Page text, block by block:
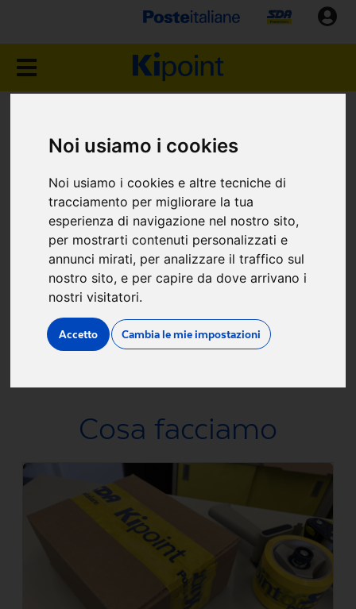
Noi usiamo i cookies
Noi usiamo i cookies e altre tecniche di
tracciamento per migliorare la tua
esperienza di navigazione nel nostro sito,
per mostrarti contenuti personalizzati e
annunci mirati, per analizzare il traffico sul
nostro sito, e per capire da dove arrivano i
nostri visitatori.
Accetto Cambia le mie impostazioni
ROMA (RM)
Via Aurelia, 369
Dove siamo
Cosa facciamo